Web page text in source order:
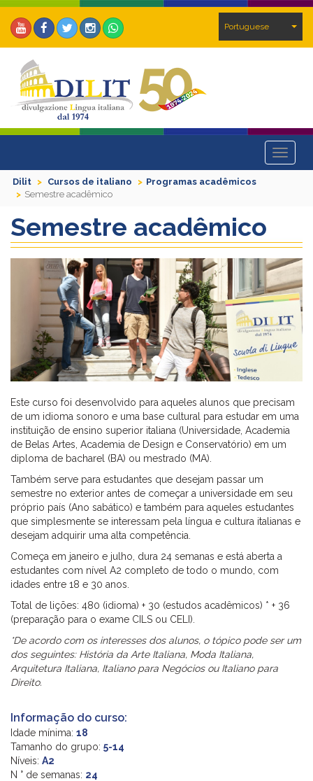
Portuguese
Toggle
Dilit
Cursos de italiano
Programas acadêmicos
Semestre acadêmico
Semestre acadêmico
Este curso foi desenvolvido para aqueles alunos que precisam
de um idioma sonoro e uma base cultural para estudar em uma
instituição de ensino superior italiana (Universidade, Academia
de Belas Artes, Academia de Design e Conservatório) em um
diploma de bacharel (BA) ou mestrado (MA).
Também serve para estudantes que desejam passar um
semestre no exterior antes de começar a universidade em seu
próprio país (Ano sabático) e também para aqueles estudantes
que simplesmente se interessam pela língua e cultura italianas e
desejam adquirir uma alta competência.
Começa em janeiro e julho, dura 24 semanas e está aberta a
estudantes com nível A2 completo de todo o mundo, com
idades entre 18 e 30 anos.
Total de lições: 480 (idioma) + 30 (estudos acadêmicos) * + 36
(preparação para o exame CILS ou CELI).
*De acordo com os interesses dos alunos, o tópico pode ser um
dos seguintes: História da Arte Italiana, Moda Italiana,
Arquitetura Italiana, Italiano para Negócios ou Italiano para
Direito.
Informação do curso:
Idade mínima: 18
Tamanho do grupo: 5-14
Níveis: A2
N ° de semanas: 24